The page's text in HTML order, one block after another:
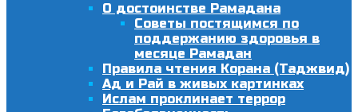
О достоинстве Рамадана
Советы постящимся по
поддержанию здоровья в
месяце Рамадан
Правила чтения Корана (Таджвид)
Ад и Рай в живых картинках
Ислам проклинает террор